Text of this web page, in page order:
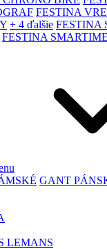
FESTINA
+ 4 ďalšie FESTINA
FESTINA SMARTIME
GANT
LEMANS